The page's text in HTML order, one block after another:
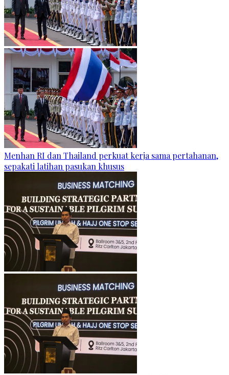
Menhan RI dan Thailand perkuat kerja sama pertahanan,
sepakati latihan pasukan khusus